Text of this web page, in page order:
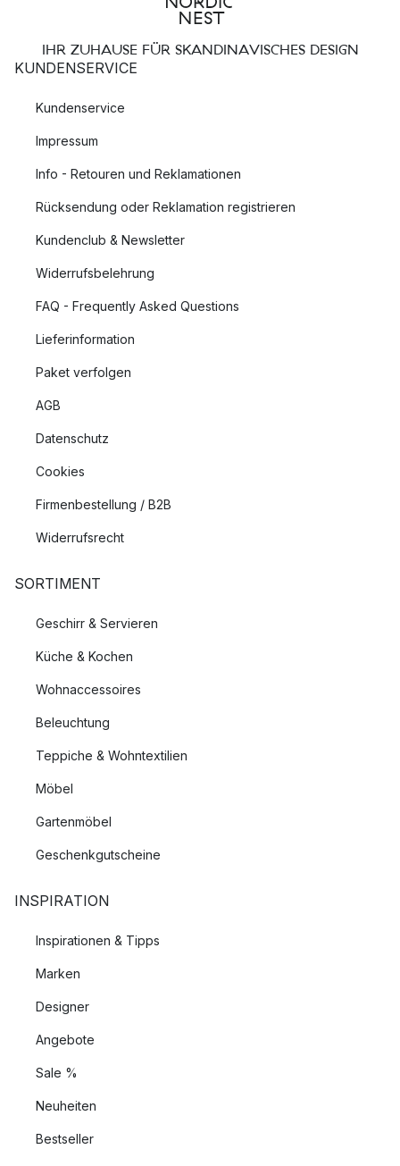
IHR ZUHAUSE FÜR SKANDINAVISCHES DESIGN
KUNDENSERVICE
Kundenservice
Impressum
Info - Retouren und Reklamationen
Rücksendung oder Reklamation registrieren
Kundenclub & Newsletter
Widerrufsbelehrung
FAQ - Frequently Asked Questions
Lieferinformation
Paket verfolgen
AGB
Datenschutz
Cookies
Firmenbestellung / B2B
Widerrufsrecht
SORTIMENT
Geschirr & Servieren
Küche & Kochen
Wohnaccessoires
Beleuchtung
Teppiche & Wohntextilien
Möbel
Gartenmöbel
Geschenkgutscheine
INSPIRATION
Inspirationen & Tipps
Marken
Designer
Angebote
Sale %
Neuheiten
Bestseller